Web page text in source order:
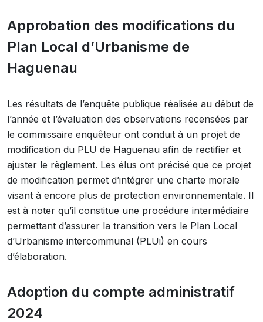
Approbation des modifications du
Plan Local d’Urbanisme de
Haguenau
Les résultats de l’enquête publique réalisée au début de
l’année et l’évaluation des observations recensées par
le commissaire enquêteur ont conduit à un projet de
modification du PLU de Haguenau afin de rectifier et
ajuster le règlement. Les élus ont précisé que ce projet
de modification permet d’intégrer une charte morale
visant à encore plus de protection environnementale. Il
est à noter qu’il constitue une procédure intermédiaire
permettant d’assurer la transition vers le Plan Local
d’Urbanisme intercommunal (PLUi) en cours
d’élaboration.
Adoption du compte administratif
2024